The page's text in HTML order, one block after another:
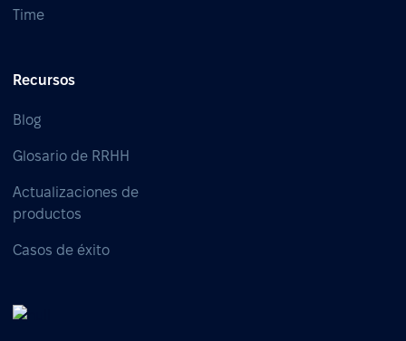
Time
Recursos
Blog
Glosario de RRHH
Actualizaciones de
productos
Casos de éxito